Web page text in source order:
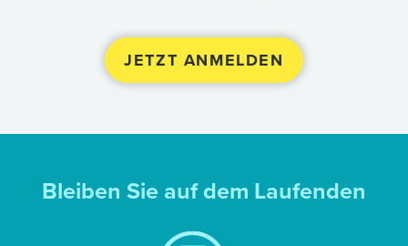
Bleiben Sie auf dem Laufenden